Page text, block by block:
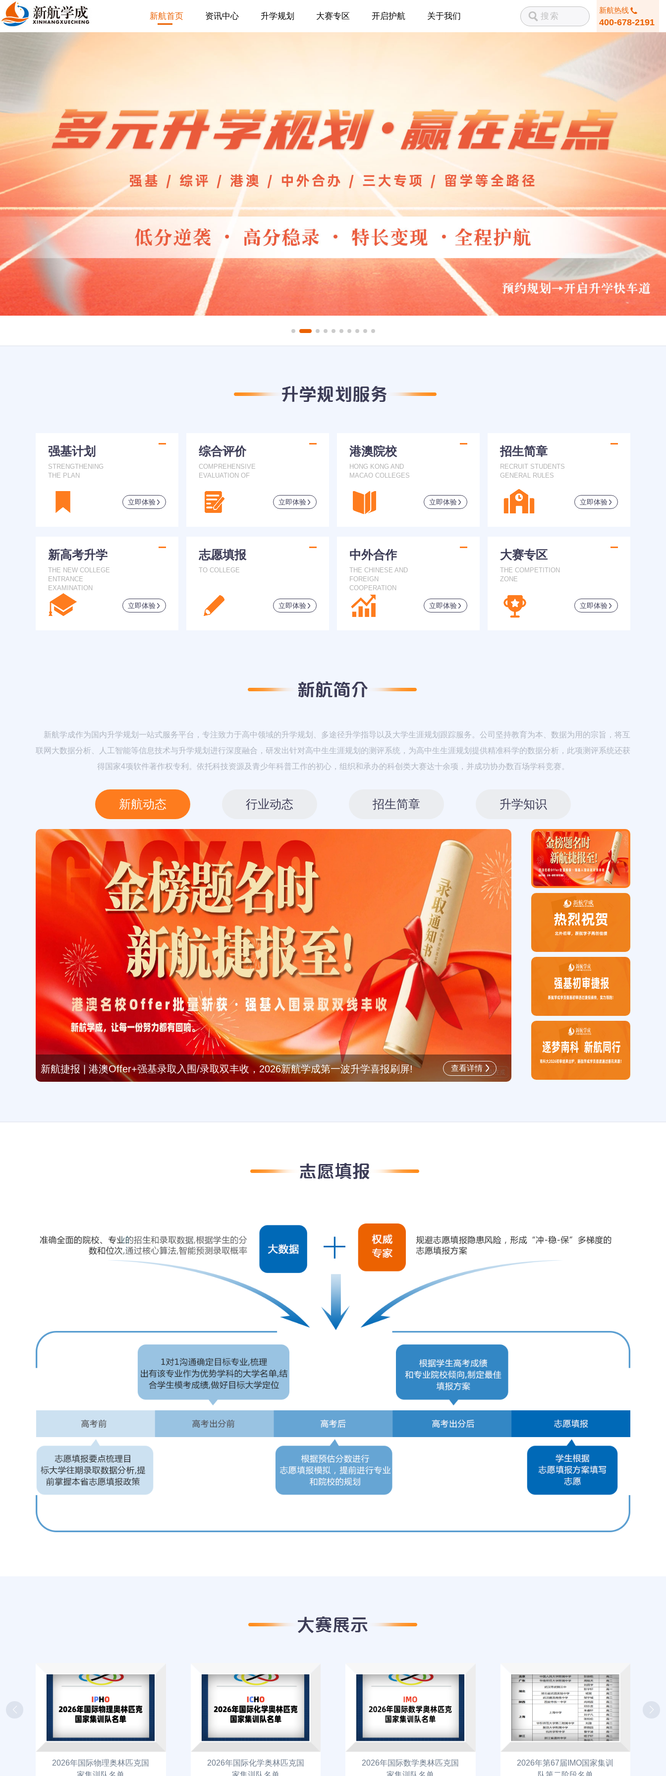
新航首页 资讯中心 升学规划 大赛专区 开启护航 关于我们
新航热线
400-678-2191
强基计划
STRENGTHENING
THE PLAN
立即体验
综合评价
COMPREHENSIVE
EVALUATION OF
立即体验
港澳院校
HONG KONG AND
MACAO COLLEGES
立即体验
招生简章
RECRUIT STUDENTS
GENERAL RULES
立即体验
新高考升学
THE NEW COLLEGE
ENTRANCE
EXAMINATION
立即体验
志愿填报
TO COLLEGE
立即体验
中外合作
THE CHINESE AND
FOREIGN
COOPERATION
立即体验
大赛专区
THE COMPETITION
ZONE
立即体验
新航学成作为国内升学规划一站式服务平台，专注致力于高中领域的升学规划、多途径升学指导以及大学生涯规划跟踪服务。公司坚持教育为本、数据为用的宗旨，将互
联网大数据分析、人工智能等信息技术与升学规划进行深度融合，研发出针对高中生生涯规划的测评系统，为高中生生涯规划提供精准科学的数据分析，此项测评系统还获
得国家4项软件著作权专利。依托科技资源及青少年科普工作的初心，组织和承办的科创类大赛达十余项，并成功协办数百场学科竞赛。
新航动态 行业动态 招生简章 升学知识
新航捷报 | 港澳Offer+强基录取入围/录取双丰收，2026新航学成第一波升学喜报刷屏! 查看详情
2026年国际物理奥林匹克国
2026年国际化学奥林匹克国
2026年国际数学奥林匹克国
2026年第67届IMO国家集训